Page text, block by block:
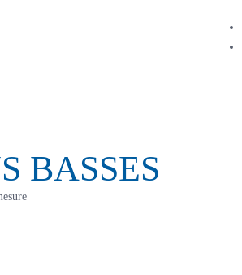
BASSES
WE’D LOVE